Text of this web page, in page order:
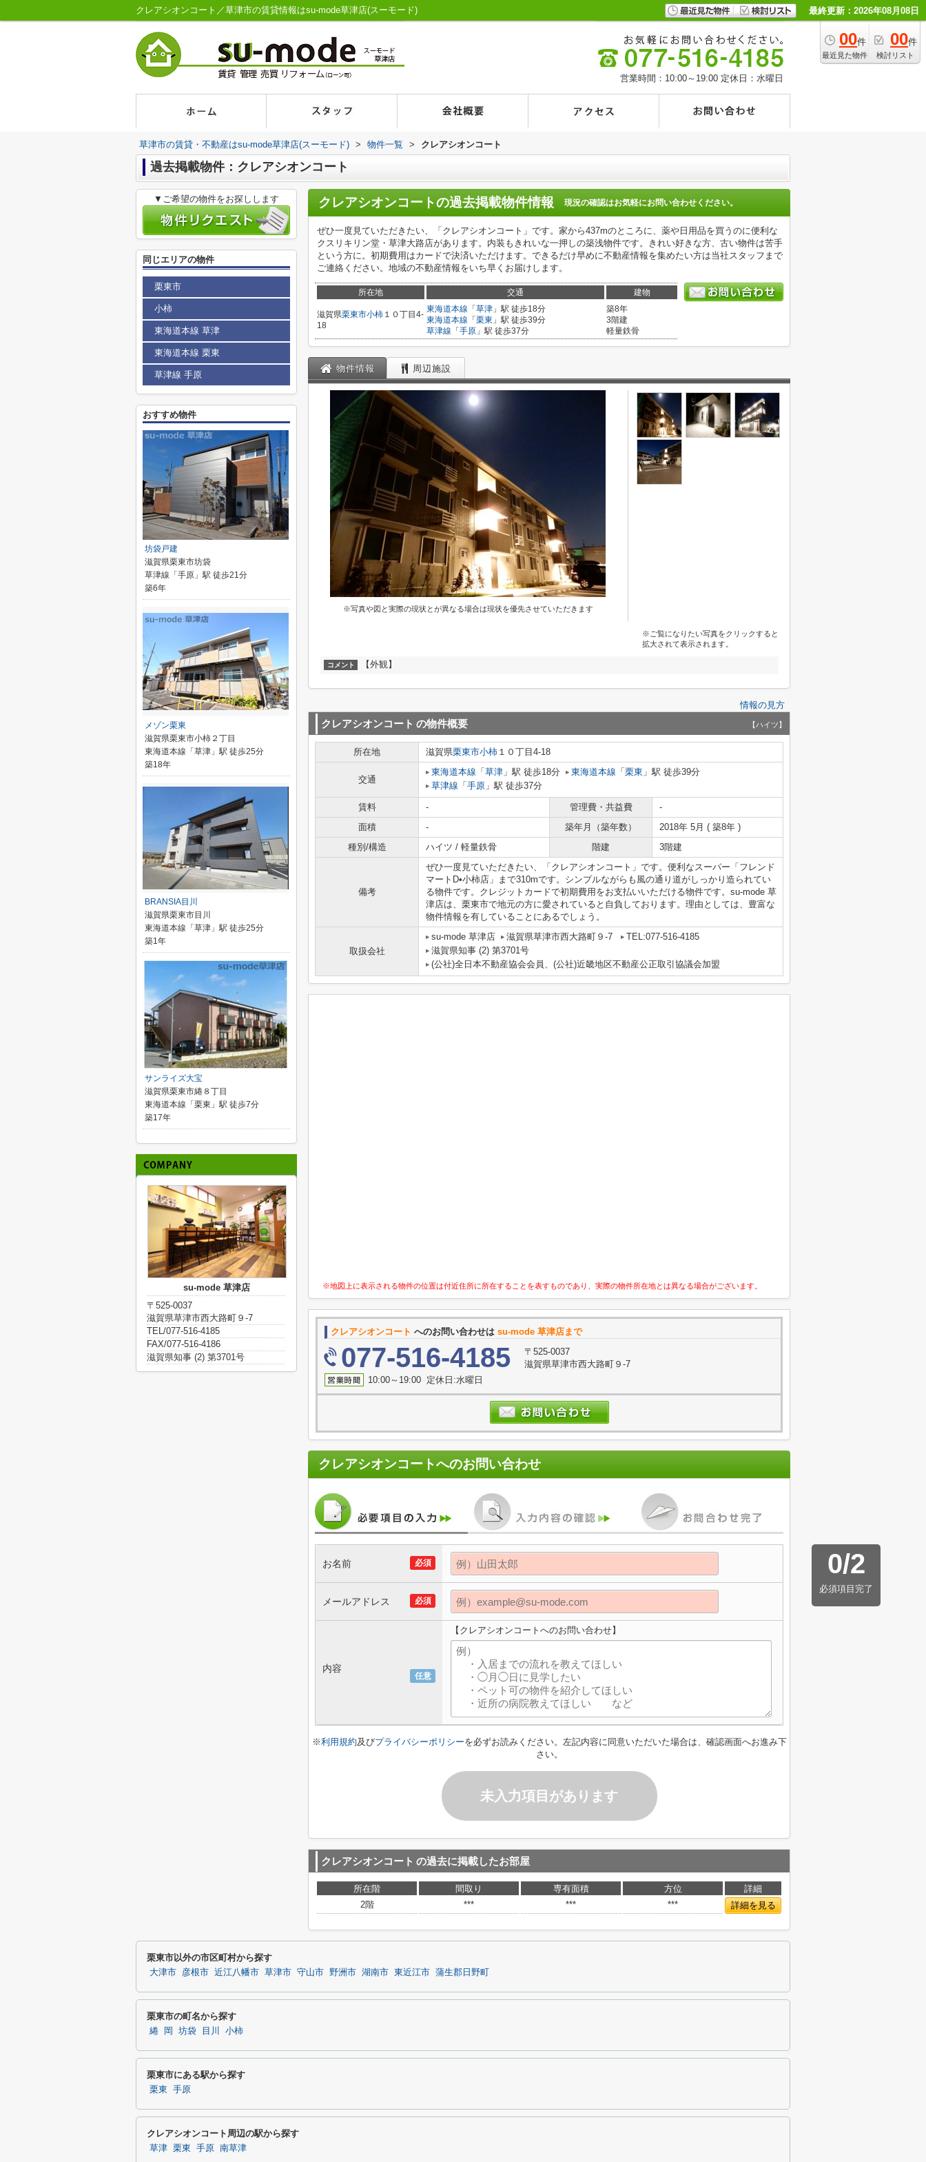
クレアシオンコート／草津市の賃貸情報はsu-mode草津店(スーモード) 最終更新：2026年08月08日
00件
最近見た物件
00件
検討リスト
営業時間：10:00～19:00 定休日：水曜日
草津市の賃貸・不動産はsu-mode草津店(スーモード) > 物件一覧 > クレアシオンコート
過去掲載物件：クレアシオンコート
クレアシオンコートの過去掲載物件情報 現況の確認はお気軽にお問い合わせください。
ぜひ一度見ていただきたい、「クレアシオンコート」です。家から437mのところに、薬や日用品を買うのに便利な
クスリキリン堂・草津大路店があります。内装もきれいな一押しの築浅物件です。きれい好きな方、古い物件は苦手
という方に。初期費用はカードで決済いただけます。できるだけ早めに不動産情報を集めたい方は当社スタッフまで
ご連絡ください。地域の不動産情報をいち早くお届けします。
所在地 交通 建物
滋賀県栗東市小柿 １０丁目4-
18
東海道本線 「 草津 」駅 徒歩18分
東海道本線 「 栗東 」駅 徒歩39分
草津線 「 手原 」駅 徒歩37分
築8年
3階建
軽量鉄骨
物件情報 周辺施設
※写真や図と実際の現状とが異なる場合は現状を優先させていただきます
※ご覧になりたい写真をクリックすると
拡大されて表示されます。
コメント 【外観】
情報の見方
クレアシオンコート の物件概要 【ハイツ】
所在地 滋賀県栗東市小柿 １０丁目4-18
交通
東海道本線 「 草津 」駅 徒歩18分 東海道本線 「 栗東 」駅 徒歩39分
草津線 「 手原 」駅 徒歩37分
賃料 - 管理費・共益費
-
面積
- 築年月（築年数）
2018年 5月 ( 築8年 )
種別/構造
ハイツ / 軽量鉄骨 階建 3階建
備考
ぜひ一度見ていただきたい、「クレアシオンコート」です。便利なスーパー「フレンド
マートD•小柿店」まで310mです。シンプルながらも風の通り道がしっかり造られてい
る物件です。クレジットカードで初期費用をお支払いいただける物件です。su-mode 草
津店は、栗東市で地元の方に愛されていると自負しております。理由としては、豊富な
物件情報を有していることにあるでしょう。
取扱会社
su-mode 草津店 滋賀県草津市西大路町９-7
TEL:077-516-4185
滋賀県知事 (2) 第3701号
(公社)全日本不動産協会会員、(公社)近畿地区不動産公正取引協議会加盟
※地図上に表示される物件の位置は付近住所に所在することを表すものであり、実際の物件所在地とは異なる場合がございます。
クレアシオンコート へのお問い合わせは su-mode 草津店まで
077-516-4185
〒525-0037
滋賀県草津市西大路町９-7
10:00～19:00 定休日:水曜日
クレアシオンコートへのお問い合わせ
0/2
必須項目完了
必須
お名前
必須
メールアドレス
任意
内容
【クレアシオンコートへのお問い合わせ】
※利用規約及びプライバシーポリシーを必ずお読みください。左記内容に同意いただいた場合は、確認画面へお進み下
さい。
未入力項目があります
クレアシオンコート の過去に掲載したお部屋
所在階 間取り 専有面積 方位
詳細
2階
*** *** *** 詳細を見る
▼ご希望の物件をお探しします
同じエリアの物件
栗東市
小柿
東海道本線 草津
東海道本線 栗東
草津線 手原
おすすめ物件
坊袋戸建
滋賀県栗東市坊袋
草津線「手原」駅 徒歩21分
築6年
メゾン栗東
滋賀県栗東市小柿２丁目
東海道本線「草津」駅 徒歩25分
築18年
BRANSIA目川
滋賀県栗東市目川
東海道本線「草津」駅 徒歩25分
築1年
サンライズ大宝
滋賀県栗東市綣８丁目
東海道本線「栗東」駅 徒歩7分
築17年
su-mode 草津店
〒525-0037
滋賀県草津市西大路町９-7
TEL/077-516-4185
FAX/077-516-4186
滋賀県知事 (2) 第3701号
栗東市以外の市区町村から探す
大津市 彦根市 近江八幡市 草津市 守山市 野洲市 湖南市 東近江市 蒲生郡日野町
栗東市の町名から探す
綣 岡 坊袋 目川 小柿
栗東市にある駅から探す
栗東 手原
クレアシオンコート周辺の駅から探す
草津 栗東 手原 南草津